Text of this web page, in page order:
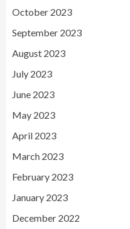
October 2023
September 2023
August 2023
July 2023
June 2023
May 2023
April 2023
March 2023
February 2023
January 2023
December 2022